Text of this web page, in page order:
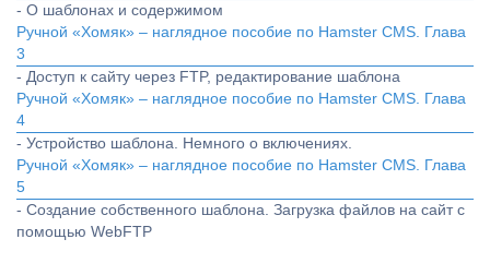
- О шаблонах и содержимом
Ручной «Хомяк» – наглядное пособие по Hamster CMS. Глава
3
- Доступ к сайту через FTP, редактирование шаблона
Ручной «Хомяк» – наглядное пособие по Hamster CMS. Глава
4
- Устройство шаблона. Немного о включениях.
Ручной «Хомяк» – наглядное пособие по Hamster CMS. Глава
5
- Создание собственного шаблона. Загрузка файлов на сайт с
помощью WebFTP